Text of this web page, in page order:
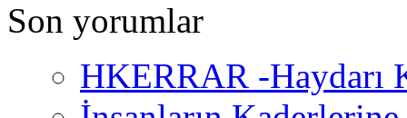
Son yorumlar
HKERRAR -Haydarı